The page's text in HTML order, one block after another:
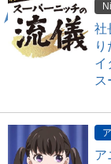
社
イ
ス
ア